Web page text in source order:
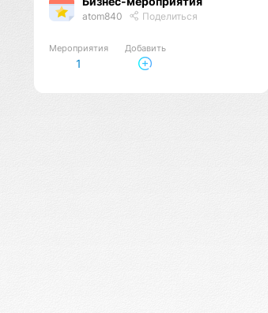
atom840 Поделиться
Мероприятия
1
Добавить